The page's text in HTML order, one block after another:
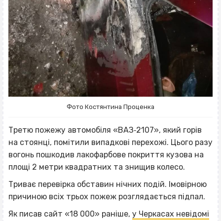
Фото Костянтина Проценка
Третю пожежу автомобіля «ВАЗ‐2107», який горів
на стоянці, помітили випадкові перехожі. Цього разу
вогонь пошкодив лакофарбове покриття кузова на
площі 2 метри квадратних та знищив колесо.
Триває перевірка обставин нічних подій. Імовірною
причиною всіх трьох пожеж розглядається підпал.
Як писав сайт «18 000» раніше, у Черкасах невідомі